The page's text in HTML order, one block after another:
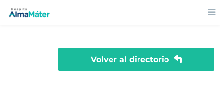
Volver al directorio